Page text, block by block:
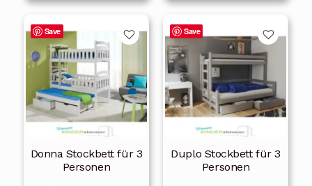
Save
Donna Stockbett für 3
Personen
Dieses
Produkt
weist
mehrere
Varianten
auf.
Optionen
können
Save
Duplo Stockbett für 3
Personen
Dieses
Produkt
weist
mehrere
Varianten
auf.
Optionen
können